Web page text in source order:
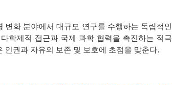
화 분야에서 대규모 연구를 수행하는 독립적인
학제적 접근과 국제 과학 협력을 촉진하는 적극
인권과 자유의 보존 및 보호에 초점을 맞춘다.